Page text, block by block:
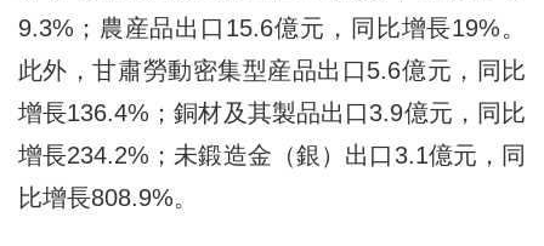
9.3%；農産品出口15.6億元，同比增長19%。
此外，甘肅勞動密集型産品出口5.6億元，同比
增長136.4%；銅材及其製品出口3.9億元，同比
增長234.2%；未鍛造金（銀）出口3.1億元，同
比增長808.9%。